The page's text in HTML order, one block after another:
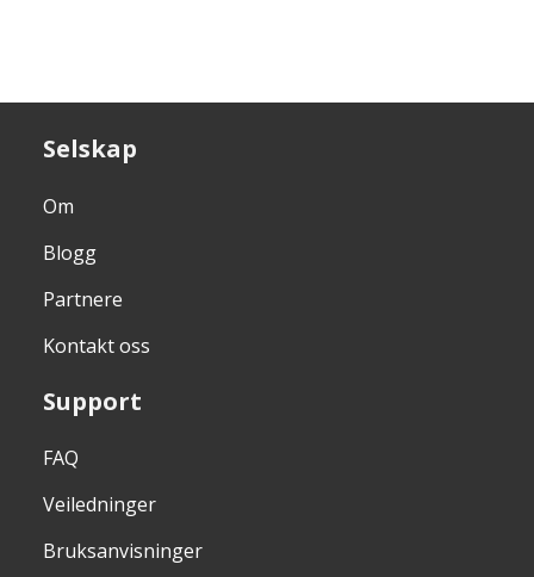
Selskap
Om
Blogg
Partnere
Kontakt oss
Support
FAQ
Veiledninger
Bruksanvisninger